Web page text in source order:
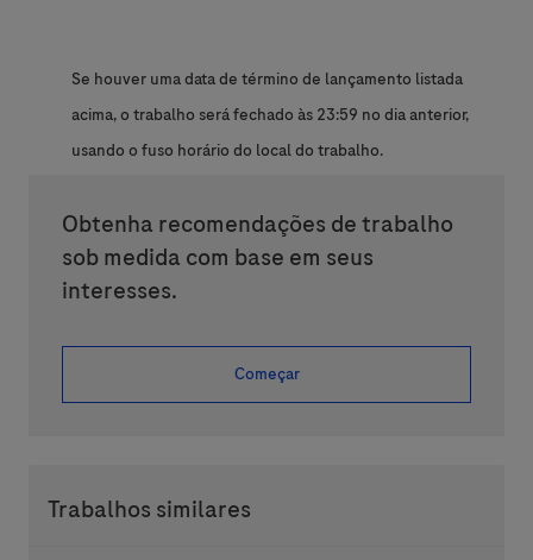
Se houver uma data de término de lançamento listada
acima, o trabalho será fechado às 23:59 no dia anterior,
usando o fuso horário do local do trabalho.
Obtenha recomendações de trabalho
sob medida com base em seus
interesses.
Começar
Trabalhos similares